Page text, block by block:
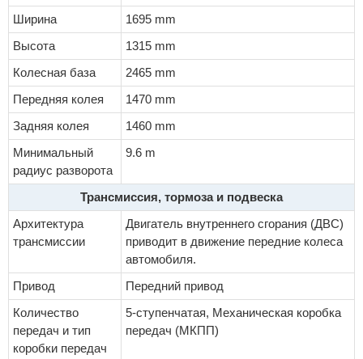
Ширина
1695 mm
Высота
1315 mm
Колесная база
2465 mm
Передняя колея
1470 mm
Задняя колея
1460 mm
Минимальный
радиус разворота
9.6 m
Трансмиссия, тормоза и подвеска
Архитектура
трансмиссии
Двигатель внутреннего сгорания (ДВС)
приводит в движение передние колеса
автомобиля.
Привод
Передний привод
Количество
передач и тип
коробки передач
5-ступенчатая, Механическая коробка
передач (МКПП)